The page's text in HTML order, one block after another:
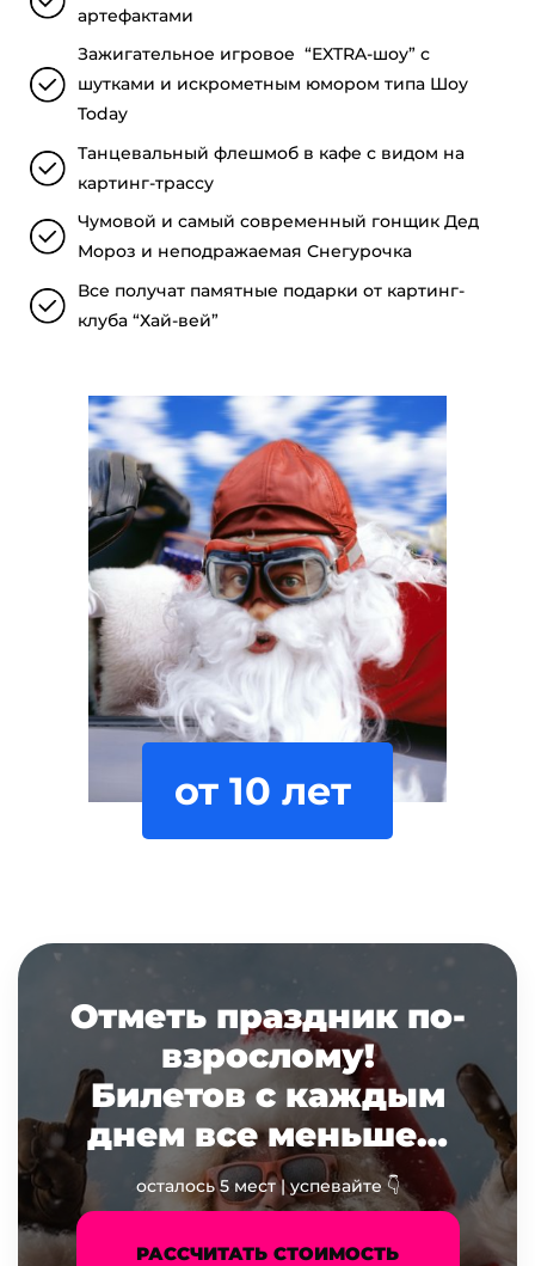
артефактами
Зажигательное игровое “EXTRA-шоу” с
шутками и искрометным юмором типа Шоу
Today
Танцевальный флешмоб в кафе с видом на
картинг-трассу
Чумовой и самый современный гонщик Дед
Мороз и неподражаемая Снегурочка
Все получат памятные подарки от картинг-
клуба “Хай-вей”
от 10 лет
Отметь праздник по-
взрослому!
Билетов с каждым
днем все меньше…
осталось 5 мест | успевайте 👇
РАССЧИТАТЬ СТОИМОСТЬ